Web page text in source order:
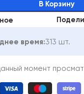
В Корзину
время:313 шт.
момент